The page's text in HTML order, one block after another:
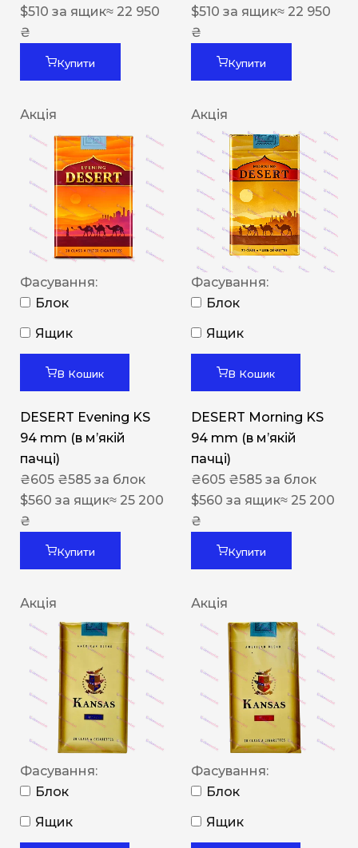
$510 за ящик≈ 22 950
₴
Купити
$510 за ящик≈ 22 950
₴
Купити
Акція
Фасування:
Блок
Ящик
В Кошик
DESERT Evening KS
94 mm (в мʼякій
пачці)
₴605 ₴585 за блок
$560 за ящик≈ 25 200
₴
Купити
Акція
Фасування:
Блок
Ящик
В Кошик
DESERT Morning KS
94 mm (в мʼякій
пачці)
₴605 ₴585 за блок
$560 за ящик≈ 25 200
₴
Купити
Акція
Фасування:
Блок
Ящик
Акція
Фасування:
Блок
Ящик